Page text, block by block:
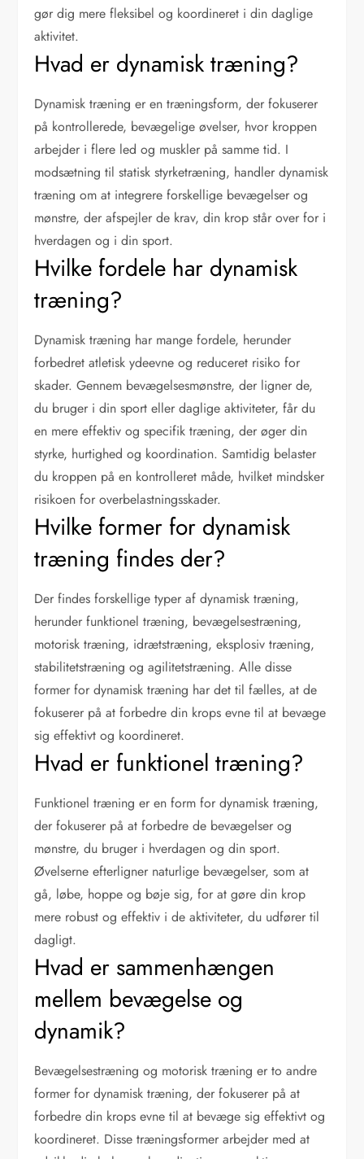
gør dig mere fleksibel og koordineret i din daglige
aktivitet.
Hvad er dynamisk træning?
Dynamisk træning er en træningsform, der fokuserer
på kontrollerede, bevægelige øvelser, hvor kroppen
arbejder i flere led og muskler på samme tid. I
modsætning til statisk styrketræning, handler dynamisk
træning om at integrere forskellige bevægelser og
mønstre, der afspejler de krav, din krop står over for i
hverdagen og i din sport.
Hvilke fordele har dynamisk
træning?
Dynamisk træning har mange fordele, herunder
forbedret atletisk ydeevne og reduceret risiko for
skader. Gennem bevægelsesmønstre, der ligner de,
du bruger i din sport eller daglige aktiviteter, får du
en mere effektiv og specifik træning, der øger din
styrke, hurtighed og koordination. Samtidig belaster
du kroppen på en kontrolleret måde, hvilket mindsker
risikoen for overbelastningsskader.
Hvilke former for dynamisk
træning findes der?
Der findes forskellige typer af dynamisk træning,
herunder funktionel træning, bevægelsestræning,
motorisk træning, idrætstræning, eksplosiv træning,
stabilitetstræning og agilitetstræning. Alle disse
former for dynamisk træning har det til fælles, at de
fokuserer på at forbedre din krops evne til at bevæge
sig effektivt og koordineret.
Hvad er funktionel træning?
Funktionel træning er en form for dynamisk træning,
der fokuserer på at forbedre de bevægelser og
mønstre, du bruger i hverdagen og din sport.
Øvelserne efterligner naturlige bevægelser, som at
gå, løbe, hoppe og bøje sig, for at gøre din krop
mere robust og effektiv i de aktiviteter, du udfører til
dagligt.
Hvad er sammenhængen
mellem bevægelse og
dynamik?
Bevægelsestræning og motorisk træning er to andre
former for dynamisk træning, der fokuserer på at
forbedre din krops evne til at bevæge sig effektivt og
koordineret. Disse træningsformer arbejder med at